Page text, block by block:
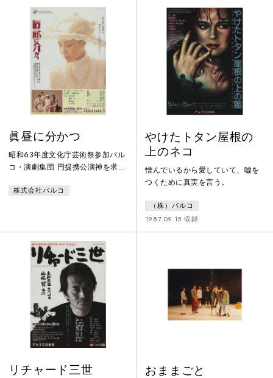
眞昼に分かつ
昭和63年度文化庁芸術祭参加パル
コ・演劇集団 円提携公演神を求め
恋は、インド洋上の豪華船の甲板
株式会社パルコ
やけたトタン屋根の
上のネコ
憎んでいるから愛していて、嘘を
つくために真実を言う。
（株）パルコ
1987.09.15 収録
リチャード三世 おままごと